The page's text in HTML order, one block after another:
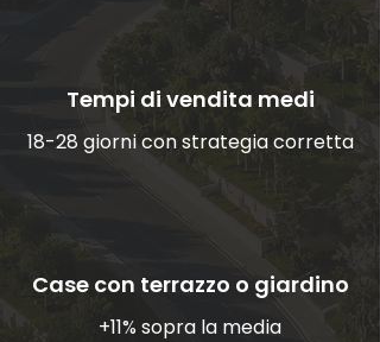
Tempi di vendita medi
18-28 giorni con strategia corretta
Case con terrazzo o giardino
+11% sopra la media